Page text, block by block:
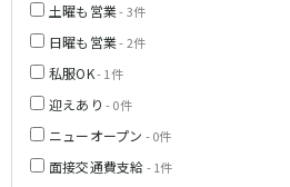
土曜も営業- 3件
日曜も営業- 2件
私服OK- 1件
迎えあり - 0件
ニューオープン - 0件
面接交通費支給- 1件
JR根岸線
西武池袋線